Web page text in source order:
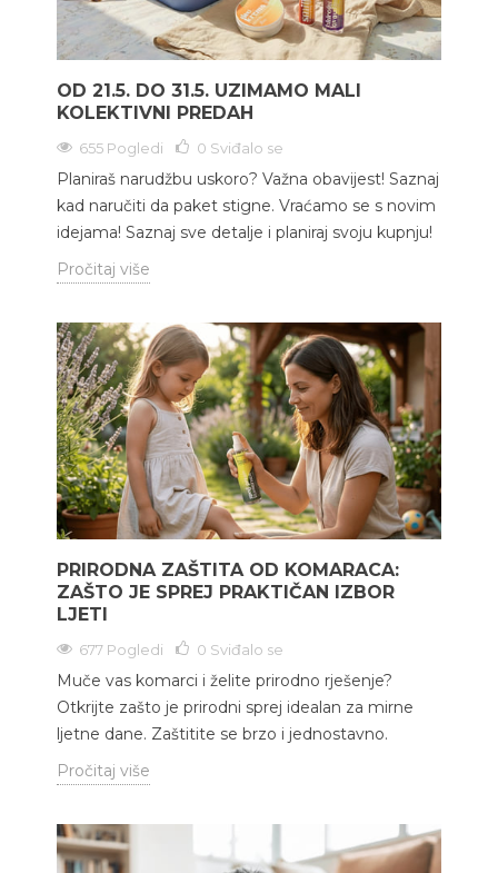
OD 21.5. DO 31.5. UZIMAMO MALI
KOLEKTIVNI PREDAH
655 Pogledi 0 Sviđalo se
Planiraš narudžbu uskoro? Važna obavijest! Saznaj
kad naručiti da paket stigne. Vraćamo se s novim
idejama! Saznaj sve detalje i planiraj svoju kupnju!
Pročitaj više
PRIRODNA ZAŠTITA OD KOMARACA:
ZAŠTO JE SPREJ PRAKTIČAN IZBOR
LJETI
677 Pogledi 0 Sviđalo se
Muče vas komarci i želite prirodno rješenje?
Otkrijte zašto je prirodni sprej idealan za mirne
ljetne dane. Zaštitite se brzo i jednostavno.
Pročitaj više